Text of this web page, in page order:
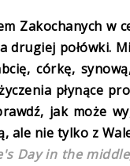
Zakochanych w
połówki.
córkę,
płynące
jak może
ale nie tylko z
Day in the